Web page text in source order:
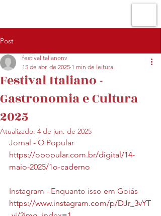
Post
Festival Italiano -
Gastronomia e Cultura
2025
festivalitalianonv
15 de abr. de 2025 1 min de leitura
Atualizado: 4 de jun. de 2025
Jornal - O Popular
https://opopular.com.br/digital/14-
maio-2025/1o-caderno
Instagram - Enquanto isso em Goiás
https://www.instagram.com/p/DJr_3vYT